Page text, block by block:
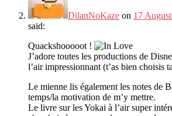
DilanNoKaze on 17
said:
Quackshooooot !
J’adore toutes les productions de
l’air impressionnant (t’as bien choisis
Le mienne lis également les notes de
temps/la motivation de m’y mettre.
Le livre sur les Yokai à l’air super